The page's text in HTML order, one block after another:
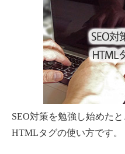
SEO対策を勉強し始めた
HTMLタグの使い方です。